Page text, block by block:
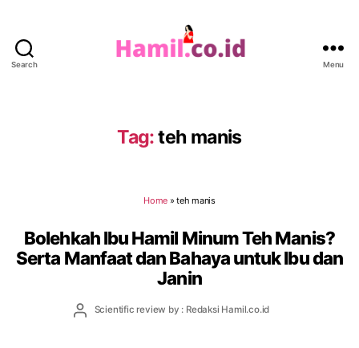
Search Menu
Tag:teh manis
Home »teh manis
Bolehkah Ibu Hamil Minum Teh Manis?
Serta Manfaat dan Bahaya untuk Ibu dan
Janin
PostScientific review by : Redaksi Hamil.co.id